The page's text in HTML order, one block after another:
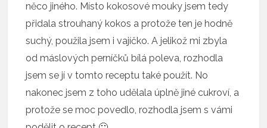
něco jiného. Místo kokosové mouky jsem tedy
přidala strouhaný kokos a protože ten je hodně
suchý, použila jsem i vajíčko. A jelikož mi zbyla
od máslových perníčků bílá poleva, rozhodla
jsem se jí v tomto receptu také použít. No
nakonec jsem z toho udělala úplně jiné cukroví, a
protože se moc povedlo, rozhodla jsem s vámi